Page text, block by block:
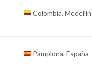
Colombia, Medellín
Pamplona, España